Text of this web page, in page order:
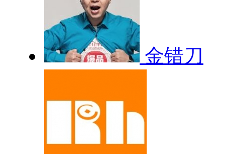
金错刀